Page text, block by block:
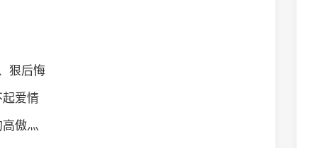
狠后悔
爱情
傲灬